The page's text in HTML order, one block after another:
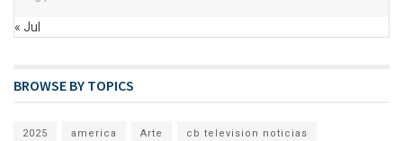
« Jul
BROWSE BY TOPICS
2025 america Arte cb television noticias